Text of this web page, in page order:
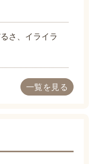
さ、イライラ
一覧を見る